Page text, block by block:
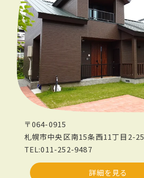
〒064-0915
札幌市中央区南15条西11丁目2-25
TEL:011-252-9487
詳細を見る